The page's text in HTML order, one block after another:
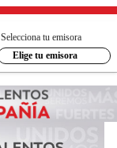
Selecciona tu emisora
Elige tu emisora